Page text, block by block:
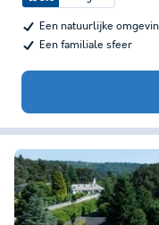
Een natuurlijke
Een familiale sfeer